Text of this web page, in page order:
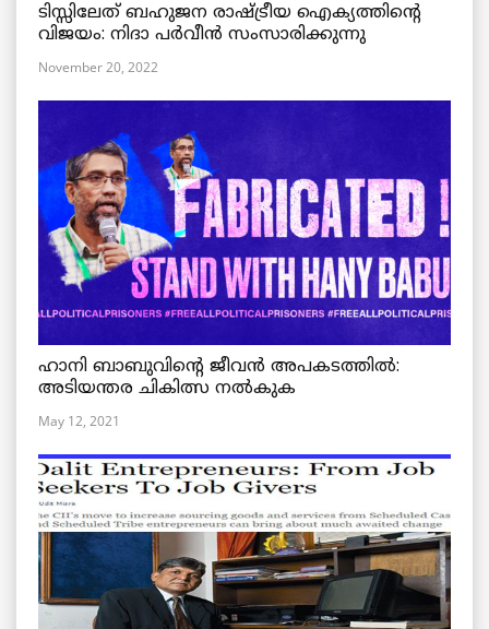
ടിസ്സിലേത് ബഹുജന രാഷ്ട്രീയ ഐക്യത്തിന്റെ
വിജയം: നിദാ പർവീൻ സംസാരിക്കുന്നു
November 20, 2022
ഹാനി ബാബുവിന്റെ ജീവൻ അപകടത്തിൽ:
അടിയന്തര ചികിത്സ നൽകുക
May 12, 2021